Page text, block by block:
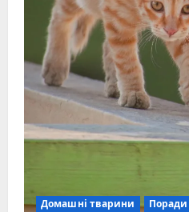
Домашні тварини